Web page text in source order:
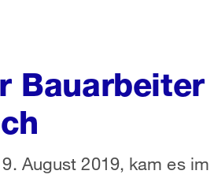
Bauarbeiter
August 2019, kam es